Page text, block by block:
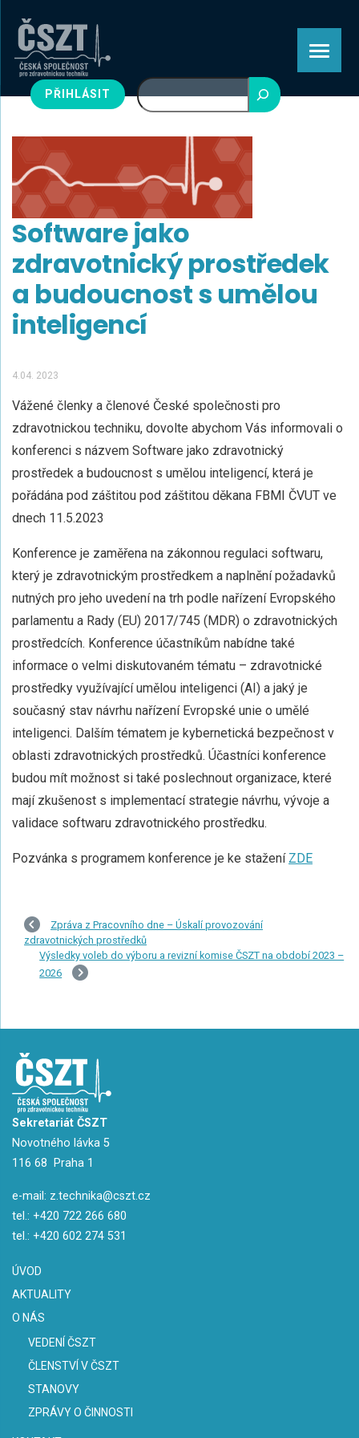
PŘIHLÁSIT
Hledat
Software jako
zdravotnický prostředek
a budoucnost s umělou
inteligencí
4.04. 2023
Vážené členky a členové České společnosti pro
zdravotnickou techniku, dovolte abychom Vás informovali o
konferenci s názvem Software jako zdravotnický
prostředek a budoucnost s umělou inteligencí, která je
pořádána pod záštitou pod záštitou děkana FBMI ČVUT ve
dnech 11.5.2023
Konference je zaměřena na zákonnou regulaci softwaru,
který je zdravotnickým prostředkem a naplnění požadavků
nutných pro jeho uvedení na trh podle nařízení Evropského
parlamentu a Rady (EU) 2017/745 (MDR) o zdravotnických
prostředcích. Konference účastníkům nabídne také
informace o velmi diskutovaném tématu – zdravotnické
prostředky využívající umělou inteligenci (AI) a jaký je
současný stav návrhu nařízení Evropské unie o umělé
inteligenci. Dalším tématem je kybernetická bezpečnost v
oblasti zdravotnických prostředků. Účastníci konference
budou mít možnost si také poslechnout organizace, které
mají zkušenost s implementací strategie návrhu, vývoje a
validace softwaru zdravotnického prostředku.
Pozvánka s programem konference je ke stažení ZDE
Zpráva z Pracovního dne – Úskalí provozování
zdravotnických prostředků
Výsledky voleb do výboru a revizní komise ČSZT na období 2023 –
2026
Sekretariát ČSZT
Novotného lávka 5
116 68 Praha 1
e-mail: z.technika@cszt.cz
tel.: +420 722 266 680
tel.: +420 602 274 531
ÚVOD
AKTUALITY
O NÁS
VEDENÍ ČSZT
ČLENSTVÍ V ČSZT
STANOVY
ZPRÁVY O ČINNOSTI